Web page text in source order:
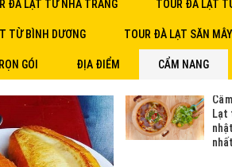
ĐÀ LẠT TỪ NHA TRANG TOUR ĐÀ LẠT
TỪ BÌNH DƯƠNG TOUR ĐÀ LẠT SĂN
GÓI ĐỊA ĐIỂM CẨM NANG
Lạt